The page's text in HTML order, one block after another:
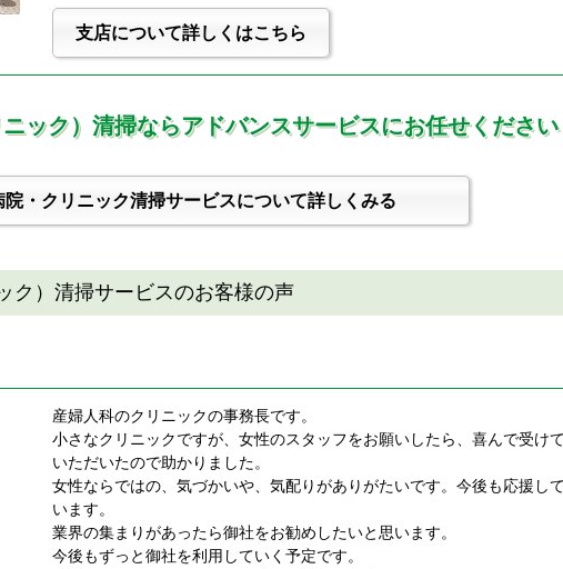
支店について詳しくはこちら
ック）清掃ならアドバンスサービスにお任せください
院・クリニック清掃サービスについて詳しくみる
ク）清掃サービスのお客様の声
産婦人科のクリニックの事務長です。
小さなクリニックですが、女性のスタッフをお願いしたら、喜んで受け
いただいたので助かりました。
女性ならではの、気づかいや、気配りがありがたいです。今後も応援し
います。
業界の集まりがあったら御社をお勧めしたいと思います。
今後もずっと御社を利用していく予定です。